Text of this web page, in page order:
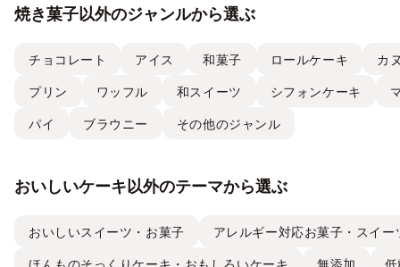
焼き菓子以外のジャンルから選ぶ
チョコレート アイス 和菓子 ロールケーキ カ
プリン ワッフル 和スイーツ シフォンケーキ
パイ ブラウニー その他のジャンル
おいしいケーキ以外のテーマから選ぶ
おいしいスイーツ・お菓子 アレルギー対応お菓子・スイー
ほんものそっくりケーキ・おもしろいケーキ 無添加